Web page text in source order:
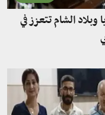
الشام تتعزز في